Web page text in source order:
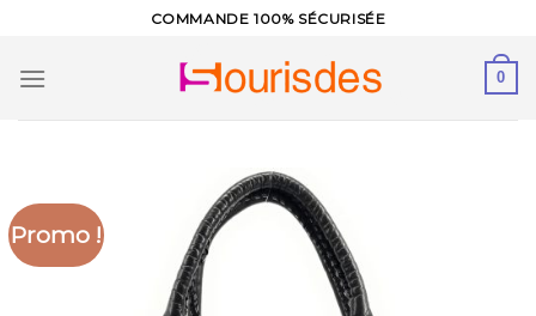
content
COMMANDE 100% SÉCURISÉE
0
Promo !